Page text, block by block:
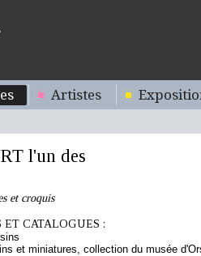
Artistes
l'un des
et croquis
CATALOGUES :
et miniatures, collection du musée